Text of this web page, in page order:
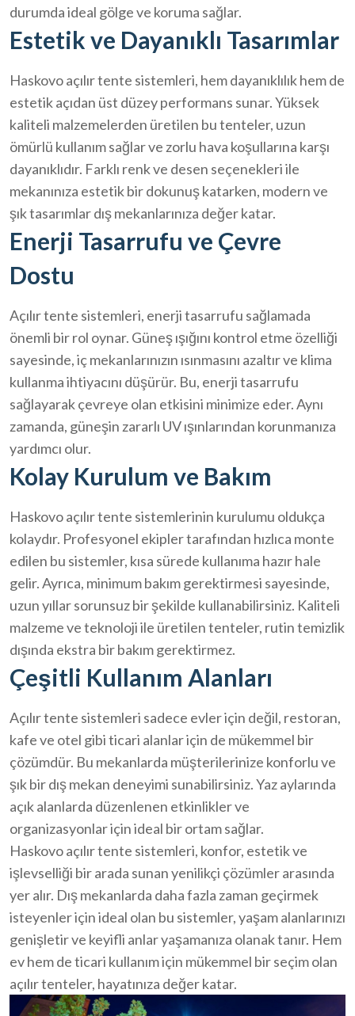
durumda ideal gölge ve koruma sağlar.
Estetik ve Dayanıklı Tasarımlar
Haskovo açılır tente sistemleri, hem dayanıklılık hem de
estetik açıdan üst düzey performans sunar. Yüksek
kaliteli malzemelerden üretilen bu tenteler, uzun
ömürlü kullanım sağlar ve zorlu hava koşullarına karşı
dayanıklıdır. Farklı renk ve desen seçenekleri ile
mekanınıza estetik bir dokunuş katarken, modern ve
şık tasarımlar dış mekanlarınıza değer katar.
Enerji Tasarrufu ve Çevre
Dostu
Açılır tente sistemleri, enerji tasarrufu sağlamada
önemli bir rol oynar. Güneş ışığını kontrol etme özelliği
sayesinde, iç mekanlarınızın ısınmasını azaltır ve klima
kullanma ihtiyacını düşürür. Bu, enerji tasarrufu
sağlayarak çevreye olan etkisini minimize eder. Aynı
zamanda, güneşin zararlı UV ışınlarından korunmanıza
yardımcı olur.
Kolay Kurulum ve Bakım
Haskovo açılır tente sistemlerinin kurulumu oldukça
kolaydır. Profesyonel ekipler tarafından hızlıca monte
edilen bu sistemler, kısa sürede kullanıma hazır hale
gelir. Ayrıca, minimum bakım gerektirmesi sayesinde,
uzun yıllar sorunsuz bir şekilde kullanabilirsiniz. Kaliteli
malzeme ve teknoloji ile üretilen tenteler, rutin temizlik
dışında ekstra bir bakım gerektirmez.
Çeşitli Kullanım Alanları
Açılır tente sistemleri sadece evler için değil, restoran,
kafe ve otel gibi ticari alanlar için de mükemmel bir
çözümdür. Bu mekanlarda müşterilerinize konforlu ve
şık bir dış mekan deneyimi sunabilirsiniz. Yaz aylarında
açık alanlarda düzenlenen etkinlikler ve
organizasyonlar için ideal bir ortam sağlar.
Haskovo açılır tente sistemleri, konfor, estetik ve
işlevselliği bir arada sunan yenilikçi çözümler arasında
yer alır. Dış mekanlarda daha fazla zaman geçirmek
isteyenler için ideal olan bu sistemler, yaşam alanlarınızı
genişletir ve keyifli anlar yaşamanıza olanak tanır. Hem
ev hem de ticari kullanım için mükemmel bir seçim olan
açılır tenteler, hayatınıza değer katar.